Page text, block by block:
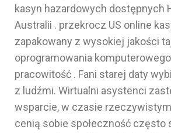
kasyn hazardowych dostępnych
Australii . przekrocz US online
zapakowany z wysokiej jakości
oprogramowania
pracowitość . Fani starej daty
z ludźmi. Wirtualni asystenci
wsparcie, w czasie
cenią sobie społeczność często